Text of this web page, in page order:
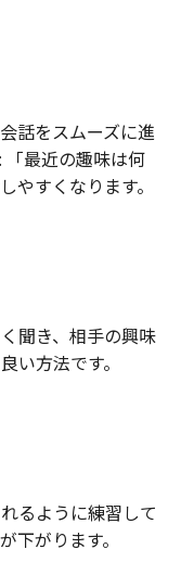
話をスムーズに進
「最近の趣味は何
やすくなります。
聞き、相手の興味
い方法です。
るように練習して
下がります。